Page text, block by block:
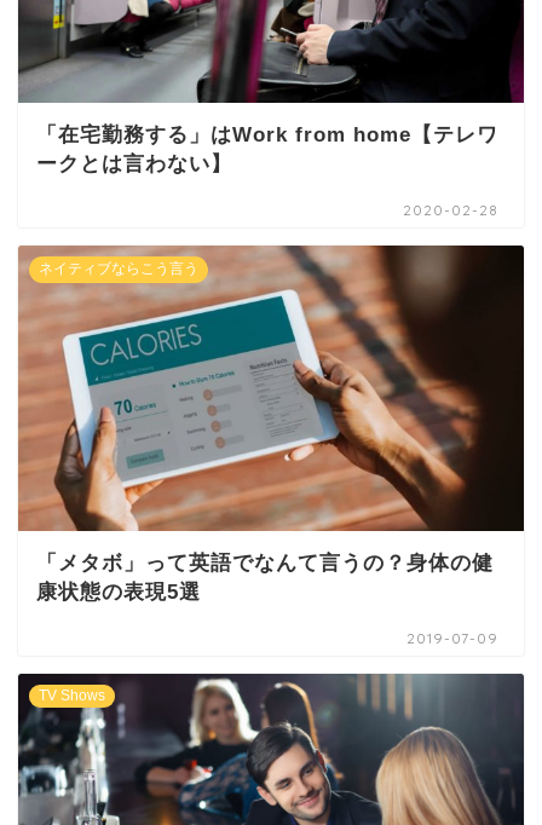
「在宅勤務する」はWork from home【テレワ
ークとは言わない】
2020-02-28
ネイティブならこう言う
「メタボ」って英語でなんて言うの？身体の健
康状態の表現5選
2019-07-09
TV Shows